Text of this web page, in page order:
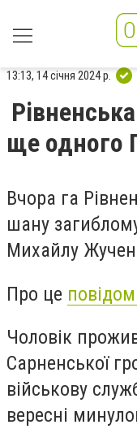
13:13, 14 січня 2024 р.
ще одного
Вчора га
шану
Михайлу
Про це
Чоловік
Сарненської
військову
вересні